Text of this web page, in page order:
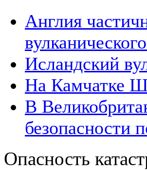
Англия
Исландский
На Камчатке
В
безопасности
Опасность